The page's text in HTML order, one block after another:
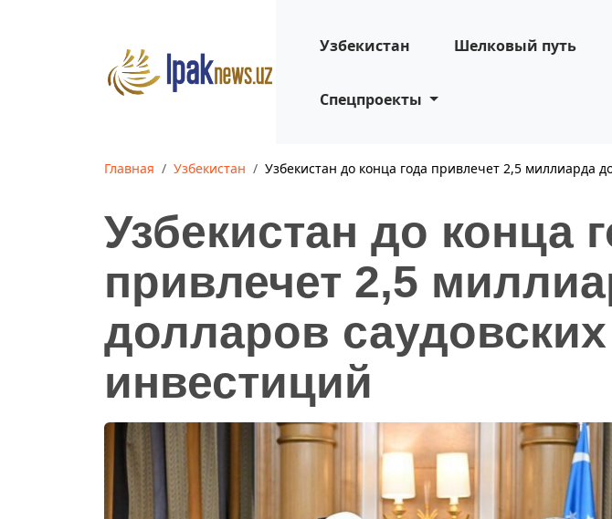
Узбекистан Шелковый путь
Спецпроекты
Главная Узбекистан Узбекистан до конца года привлечет 2,5 миллиарда
Узбекистан до конца
привлечет 2,5
долларов саудовских
инвестиций